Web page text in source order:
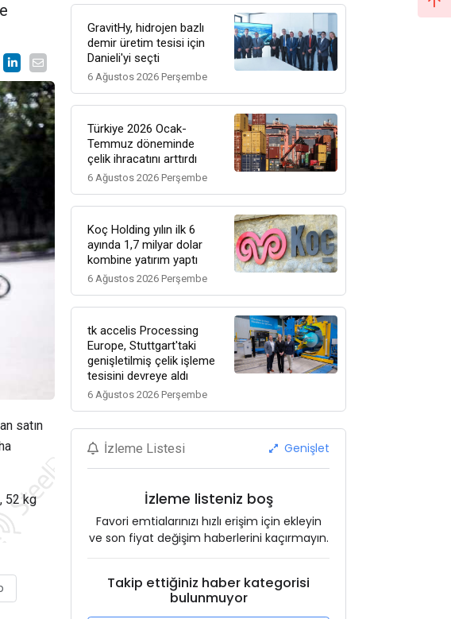
satın
52 kg
GravitHy, hidrojen bazlı
demir üretim tesisi için
Danieli'yi seçti
6 Ağustos 2026 Perşembe
Türkiye 2026 Ocak-
Temmuz döneminde
çelik ihracatını arttırdı
6 Ağustos 2026 Perşembe
Koç Holding yılın ilk 6
ayında 1,7 milyar dolar
kombine yatırım yaptı
6 Ağustos 2026 Perşembe
tk accelis Processing
Europe, Stuttgart'taki
genişletilmiş çelik işleme
tesisini devreye aldı
6 Ağustos 2026 Perşembe
İzleme Listesi Genişlet
İzleme listeniz boş
Favori emtialarınızı hızlı erişim için ekleyin
ve son fiyat değişim haberlerini kaçırmayın.
Takip ettiğiniz haber kategorisi
bulunmuyor